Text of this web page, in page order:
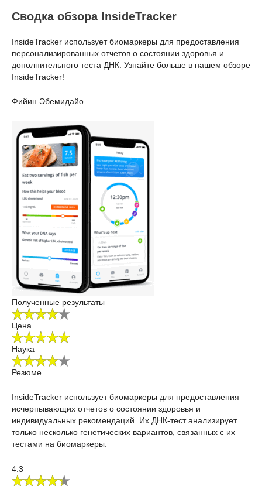
Сводка обзора InsideTracker
InsideTracker использует биомаркеры для предоставления
персонализированных отчетов о состоянии здоровья и
дополнительного теста ДНК. Узнайте больше в нашем обзоре
InsideTracker!
Фийин Эбемидайо
Полученные результаты
Цена
Наука
Резюме
InsideTracker использует биомаркеры для предоставления
исчерпывающих отчетов о состоянии здоровья и
индивидуальных рекомендаций. Их ДНК-тест анализирует
только несколько генетических вариантов, связанных с их
тестами на биомаркеры.
4.3